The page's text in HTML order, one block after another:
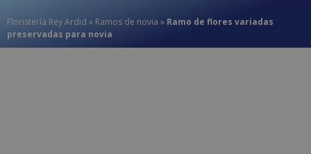
Floristería Rey Ardid » Ramos de novia » Ramo de flores variadas
preservadas para novia